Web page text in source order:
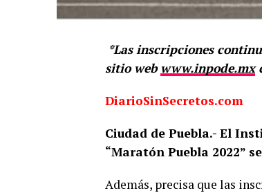
*Las inscripciones
sitio web www.inpode.mx
DiarioSinSecretos.com
Ciudad de Puebla.- El
“Maratón Puebla 2022”
Además, precisa que las